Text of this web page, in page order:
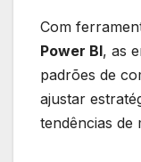
Com
Power BI, as
padrões de
ajustar
tendências de